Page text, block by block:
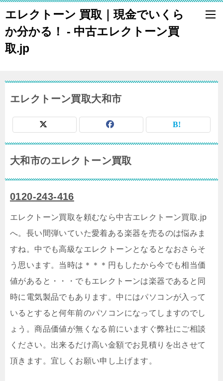
エレクトーン 買取｜現金でいくら
か分かる！ - 中古エレクトーン買
取.jp
エレクトーン買取大和市
大和市のエレクトーン買取
0120-243-416
エレクトーン買取を頼むなら中古エレクトーン買取.jp
へ。長い間弾いていた愛着ある楽器を売るのは悩みま
すね。中でも高級なエレクトーンとなるとなおさらそ
う思います。当時は＊＊＊円もしたから今でも相当価
値があると・・・でもエレクトーンは楽器であると同
時に電気製品でもあります。中にはパソコンが入って
いるとすると何年前のパソコンになってしますのでし
ょう。商品価値が無くなる前にいますぐ弊社にご相談
ください。出来るだけ高い金額でお見積りを出させて
頂きます。宜しくお願い申し上げます。